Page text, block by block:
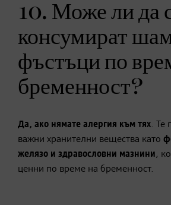
10. Може ли да
консумират
фъстъци по
бременност?
Да, ако нямате алергия към тях. Те
важни хранителни вещества като
желязо и здравословни мазнини,
ценни по време на бременност.